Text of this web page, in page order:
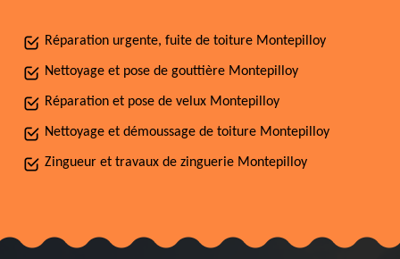
Réparation urgente, fuite de toiture Montepilloy
Nettoyage et pose de gouttière Montepilloy
Réparation et pose de velux Montepilloy
Nettoyage et démoussage de toiture Montepilloy
Zingueur et travaux de zinguerie Montepilloy